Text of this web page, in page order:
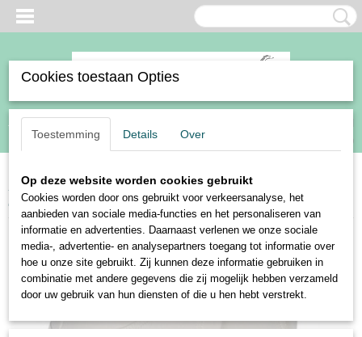
Inloggen Registreren
(0)
Home>Ruiter>Kleding>Rijbroeken>Dames>Harry's Horse rijbroek
San Lucas
Cookies toestaan Opties
Toestemming Details Over
Op deze website worden cookies gebruikt
Cookies worden door ons gebruikt voor verkeersanalyse, het
aanbieden van sociale media-functies en het personaliseren van
informatie en advertenties. Daarnaast verlenen we onze sociale
media-, advertentie- en analysepartners toegang tot informatie over
hoe u onze site gebruikt. Zij kunnen deze informatie gebruiken in
combinatie met andere gegevens die zij mogelijk hebben verzameld
door uw gebruik van hun diensten of die u hen hebt verstrekt.